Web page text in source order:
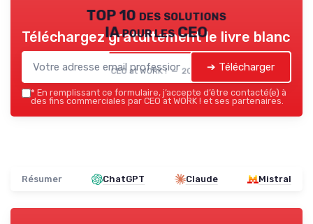
TOP 10 des solutions
IA pour les CEO
CEO at WORK ! — 2026
Téléchargez gratuitement le livre blanc
➔ Télécharger
* En remplissant ce formulaire, j’accepte d’être contacté(e) à
des fins commerciales par CEO at WORK ! et ses partenaires.
Résumer ChatGPT Claude Mistral